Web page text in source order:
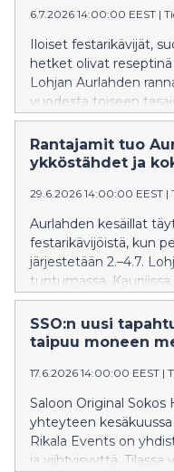
tapahtuvat nopealla
6.7.2026 14:00:00 EEST |
Iloiset festarikävijät,
hetket olivat
Lohjan Aurlahden
vuodesta toiseen
000. Tänä vuonna
Nuorisopäivä täytti
tapahtumana.
Rantajamit tuo
ykköstähdet ja
29.6.2026 14:00:00 EEST |
Aurlahden kesäillat
festarikävijöistä, kun
järjestetään 2.–4.7.
tuntumassa. Kauniissa
järjestettävä festivaali
yhtenä kesän
Uudellamaalla.
lauantaihin.
SSO:n uusi
taipuu moneen
17.6.2026 14:00:00 EEST |
Saloon Original Sokos
yhteyteen
Rikala Events on
ja viihtyisyyttä. Tilassa